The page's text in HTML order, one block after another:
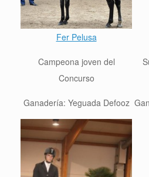
Fer Pelusa
Campeona joven del
Concurso
Ganadería: Yeguada Defooz